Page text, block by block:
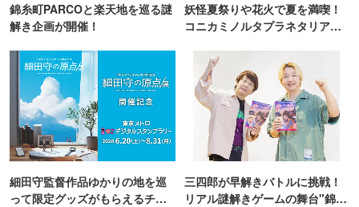
錦糸町PARCOと楽天地を巡る謎
解き企画が開催！
妖怪夏祭りや花火で夏を満喫！
コニカミノルタプラネタリア
細田守監督作品ゆかりの地を巡
って限定グッズがもらえるチャ
三四郎が早解きバトルに挑戦！
リアル謎解きゲームの舞台"錦糸